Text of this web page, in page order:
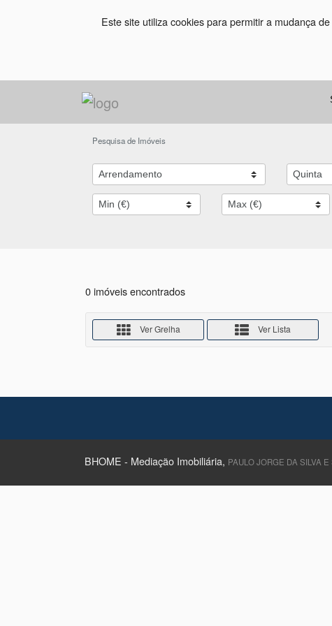
Este site utiliza cookies para permitir a mudança
Pesquisa de Imóveis
0 imóveis encontrados
Ver Grelha Ver Lista
BHOME - Mediação Imobiliária, PAULO JORGE DA SILVA